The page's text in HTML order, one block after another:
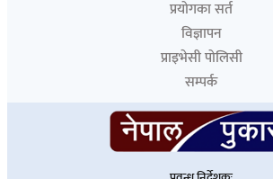
प्रयोगका सर्त
विज्ञापन
प्राइभेसी पोलिसी
सम्पर्क